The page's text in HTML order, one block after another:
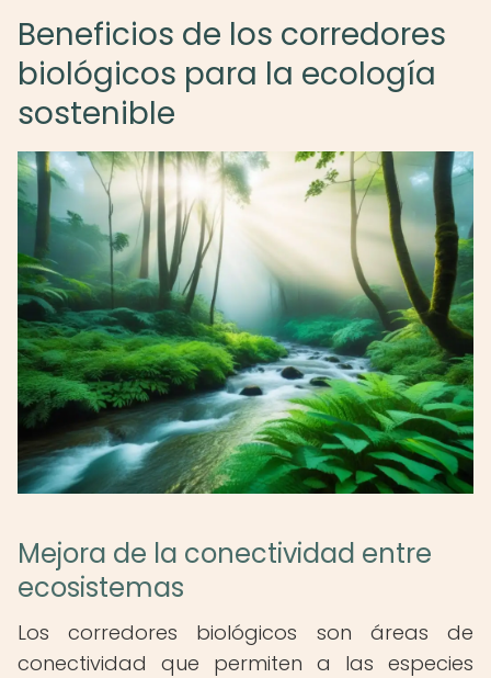
Beneficios de los corredores
biológicos para la ecología
sostenible
Mejora de la conectividad entre
ecosistemas
Los corredores biológicos son áreas de
conectividad que permiten a las especies